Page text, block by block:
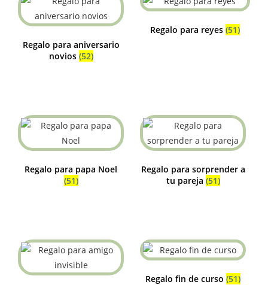
Regalo para aniversario
novios (52)
Regalo para reyes (51)
Regalo para papa Noel
(51)
Regalo para sorprender a
tu pareja (51)
Regalo fin de curso (51)